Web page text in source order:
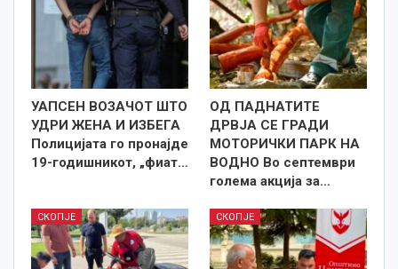
УАПСЕН ВОЗАЧОТ ШТО
УДРИ ЖЕНА И ИЗБЕГА
Полицијата го пронајде
19-годишникот, „фиат…
ОД ПАДНАТИТЕ
ДРВЈА СЕ ГРАДИ
МОТОРИЧКИ ПАРК НА
ВОДНО Во септември
голема акција за…
СКОПЈЕ СКОПЈЕ